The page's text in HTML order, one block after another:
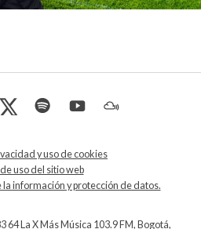
y uso de cookies
uso del sitio web
información y protección de datos.
64 La X Más Música 103.9 FM, Bogotá,